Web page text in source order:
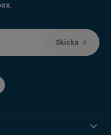
Skicka